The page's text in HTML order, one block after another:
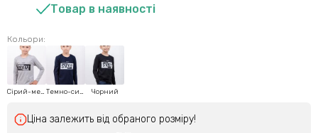
Товар в наявності
Кольори:
Сірий-меланж Темно-синій Чорний
Ціна залежить від обраного розміру!